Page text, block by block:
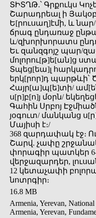
ՏԻՏՂԹ.՝ Գրքուկս
Շարադրեալ ի
Ե[րուսաղ]էմի, և
ճրագ ընդառաջ
և/զխորխորատս
Եւ զանզգոյշ պար/
մոլորու[թ]ե[ան]ց
Տպեց[եա]լ
երկ[րոր]դ պարթևի՝
Հայր[ա]պ[ե]տի/
ս[ր]բ[ո]յ մօրն/
Գահին Սրբոյ
յօգուտ/ մանկանց
Մայիսի է։/
368 զարդափակ էջ։
Շարվ. չափը
փորագիր պատկեր 6-
վերջազարդեր,
12 կետաչափի
նոտրգիր։
16.8 MB
Armenia, Yerevan,
Armenia, Yerevan,